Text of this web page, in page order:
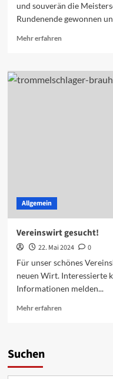
und souverän die
Rundenende gewonnen
Mehr erfahren
Allgemein
Vereinswirt gesucht!
22. Mai 2024
0
Für unser schönes
neuen Wirt. Interessierte
Informationen melden...
Mehr erfahren
Suchen